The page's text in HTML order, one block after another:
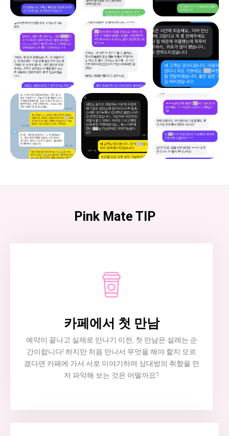
Pink Mate TIP
카페에서 첫 만남
예약이 끝나고 실제로 만나기 이전, 첫 만남은 설레는 순
간이랍니다! 하지만 처음 만나서 무엇을 해야 할지 모르
겠다면 카페에 가서 서로 이야기하며 상대방의 취향을 먼
저 파악해 보는 것은 어떨까요?